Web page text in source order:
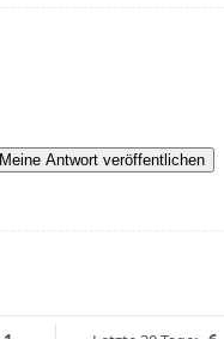
Meine Antwort veröffentlichen